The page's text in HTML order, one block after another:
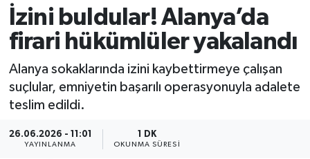
İzini buldular! Alanya’da
firari hükümlüler yakalandı
Alanya sokaklarında izini kaybettirmeye çalışan
suçlular, emniyetin başarılı operasyonuyla adalete
teslim edildi.
26.06.2026 - 11:01
YAYINLANMA
1 DK
OKUNMA SÜRESI
Spor
Ekonomi
Tüm Manşetler
Haber Arşivi